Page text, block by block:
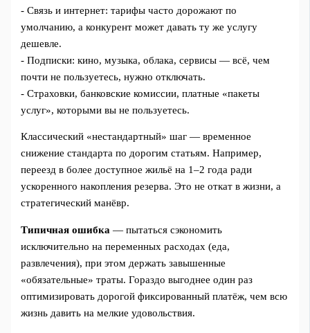
- Связь и интернет: тарифы часто дорожают по
умолчанию, а конкурент может давать ту же услугу
дешевле.
- Подписки: кино, музыка, облака, сервисы — всё, чем
почти не пользуетесь, нужно отключать.
- Страховки, банковские комиссии, платные «пакеты
услуг», которыми вы не пользуетесь.
Классический «нестандартный» шаг — временное
снижение стандарта по дорогим статьям. Например,
переезд в более доступное жильё на 1–2 года ради
ускоренного накопления резерва. Это не откат в жизни, а
стратегический манёвр.
Типичная ошибка — пытаться сэкономить
исключительно на переменных расходах (еда,
развлечения), при этом держать завышенные
«обязательные» траты. Гораздо выгоднее один раз
оптимизировать дорогой фиксированный платёж, чем всю
жизнь давить на мелкие удовольствия.